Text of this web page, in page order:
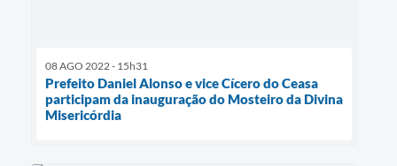
08 AGO 2022 - 15h31
Prefeito Daniel Alonso e vice Cícero do Ceasa
participam da inauguração do Mosteiro da Divina
Misericórdia